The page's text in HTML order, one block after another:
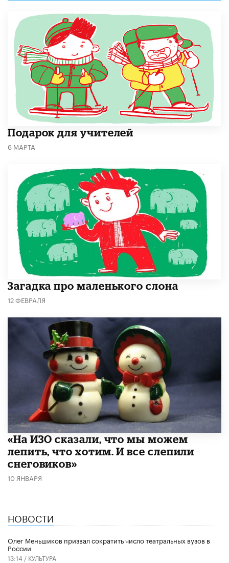
Подарок для учителей
6 МАРТА
Загадка про маленького слона
12 ФЕВРАЛЯ
«На ИЗО сказали, что мы можем
лепить, что хотим. И все слепили
снеговиков»
10 ЯНВАРЯ
НОВОСТИ
Олег Меньшиков призвал сократить число театральных вузов в
России
13:14 / КУЛЬТУРА